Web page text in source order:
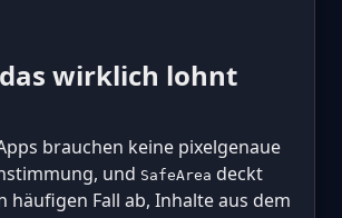
wirklich lohnt
brauchen keine pixelgenaue
und SafeArea deckt
häufigen Fall ab, Inhalte aus dem